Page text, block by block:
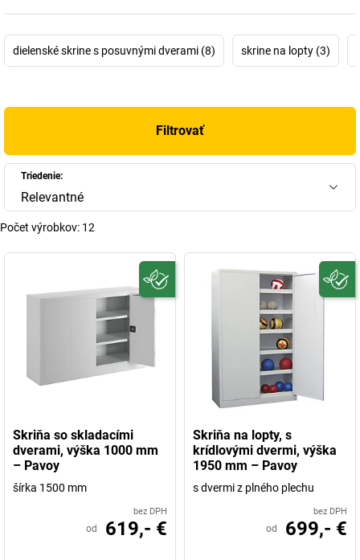
dielenské skrine s posuvnými dverami (8) skrine na lopty (3)
Filtrovať
Triedenie:
Relevantné
Počet výrobkov: 12
Skriňa so skladacími
dverami, výška 1000 mm
– Pavoy
šírka 1500 mm
bez DPH
od 619,- €
Skriňa na lopty, s
krídlovými dvermi, výška
1950 mm – Pavoy
s dvermi z plného plechu
bez DPH
od 699,- €